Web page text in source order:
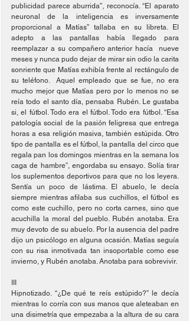
publicidad parece aburrida”, reconocía. “El aparato
neuronal de la inteligencia es inversamente
proporcional a Matías” tallaba en su libreta. El
adepto a las pantallas había llegado para
reemplazar a su compañero anterior hacía  nueve
meses y nunca pudo dejar de mirar sin odio la carita
sonriente que Matías exhibía frente al rectángulo de
su teléfono.  Aquel empleado que se fue, no era
mucho mejor que Matías pero por lo menos no se
reía todo el santo día, pensaba Rubén. Le gustaba
si, el fútbol. Todo era el fútbol. Todo era fútbol. “Esa
patología social de la pasión feligresa que entrega
horas a esa religión masiva, también estúpida. Otro
tipo de pantalla es el fútbol, la pantalla del circo que
regala pan los domingos mientras en la semana los
caga de hambre”, engordaba su ensayo. Solía tirar
los suplementos deportivos para que no los leyera.
Sentía un poco de lástima. El abuelo, le decía
siempre mientras afilaba sus cuchillos, el fútbol es
como este cuchillo, pero no corta carnes, sino que
acuchilla la moral del pueblo. Rubén anotaba. Era
muy devoto de su abuelo. Por la ausencia del padre
dijo un psicólogo en alguna ocasión. Matías seguía
con su risa inmotivada tan insoportable como ese
Hipnotizado. “¿De qué te reís estúpido?” le decía
mientras lo corría con sus manos que aleteaban en
una disimetría que empezaba a la altura de su cara